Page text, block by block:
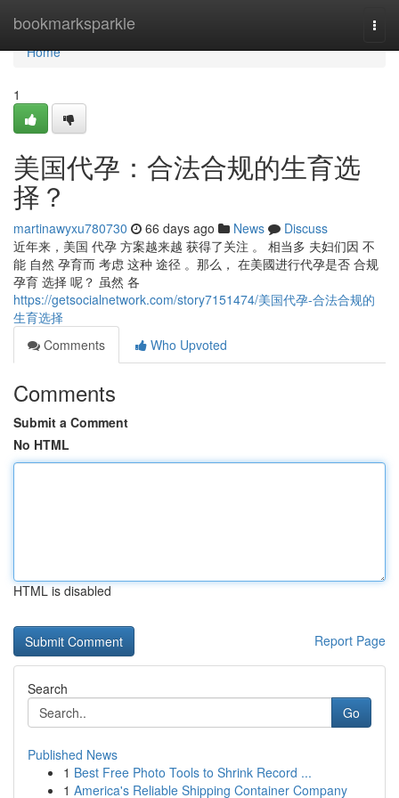
bookmarksparkle
Home
Home
1
美国代孕：合法合规的生育选
择？
martinawyxu780730 66 days ago News
Discuss
近年来，美国 代孕 方案越来越 获得了关注 。 相当多 夫妇们因 不
能 自然 孕育而 考虑 这种 途径 。那么， 在美國进行代孕是否 合规
孕育 选择 呢？ 虽然 各
https://getsocialnetwork.com/story7151474/美国代孕-合法合规的
生育选择
Comments
Who Upvoted
Comments
Submit a Comment
No HTML
HTML is disabled
Report Page
Search
Go
Published News
1 Best Free Photo Tools to Shrink Record ...
1 America's Reliable Shipping Container Company